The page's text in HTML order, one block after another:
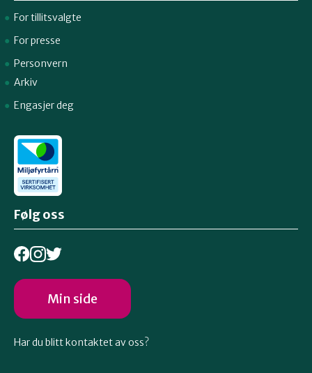
For tillitsvalgte
For presse
Personvern
Arkiv
Engasjer deg
Følg oss
Min side
Har du blitt kontaktet av oss?